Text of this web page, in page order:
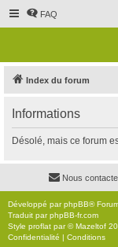
FAQ
Index du forum
Informations
Désolé, mais ce forum
Nous
Développé parphpBB®
Traduit parphpBB-fr.com
Style proflat par ©Mazeltof
Confidentialité | Conditions